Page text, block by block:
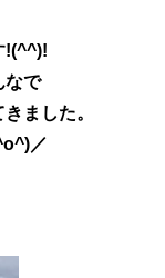
!(^^)!
なで
ました。
／